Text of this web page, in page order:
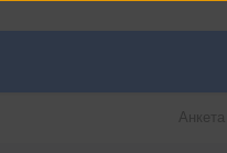
Анкета